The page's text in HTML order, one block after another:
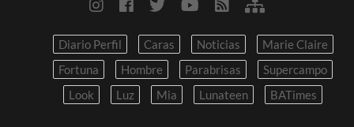
Diario Perfil Caras Noticias
Marie Claire
Fortuna
Hombre Parabrisas
Supercampo
Look
Luz Mia Lunateen BATimes